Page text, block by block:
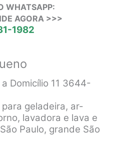
WHATSAPP:
AGORA >>>
1982
Domicílio 11 3644-
geladeira, ar-
lavadora e lava e
Paulo, grande São